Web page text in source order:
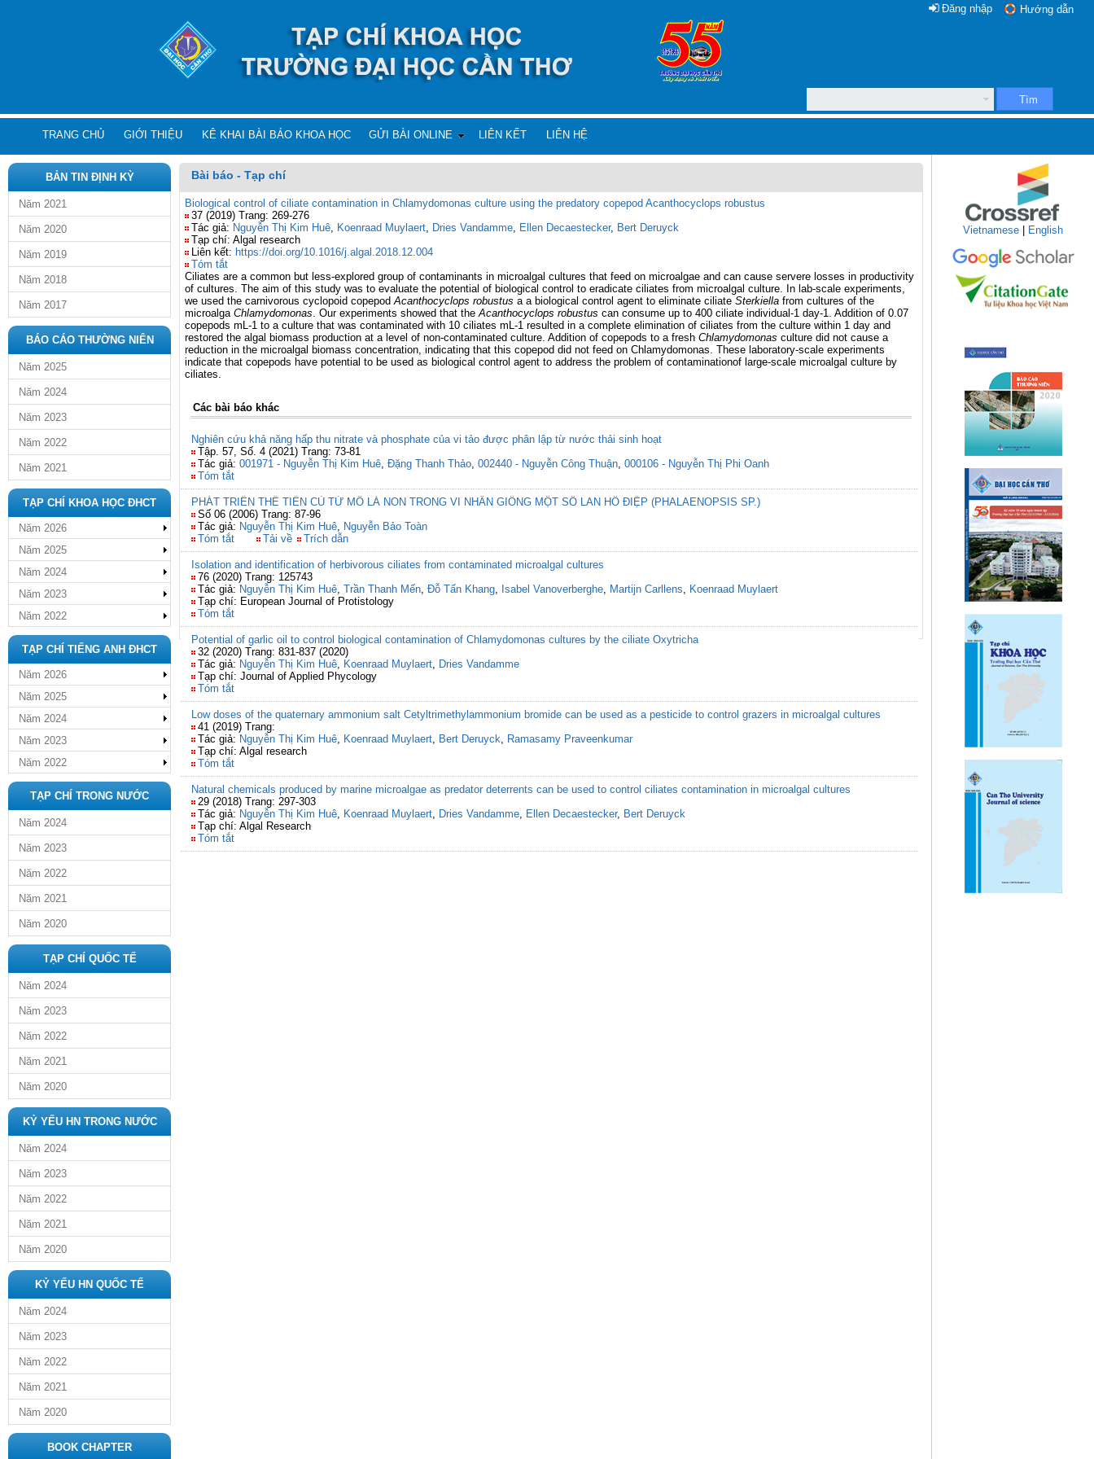
Hướng dẫn
Đăng nhập
Tìm
TRANG CHỦ GIỚI THIỆU KÊ KHAI BÀI BÁO KHOA HỌC GỬI BÀI ONLINE LIÊN KẾT LIÊN HỆ
BẢN TIN ĐỊNH KỲ
Năm 2021
Năm 2020
Năm 2019
Năm 2018
Năm 2017
BÁO CÁO THƯỜNG NIÊN
Năm 2025
Năm 2024
Năm 2023
Năm 2022
Năm 2021
TẠP CHÍ KHOA HỌC ĐHCT
Năm 2026
Năm 2025
Năm 2024
Năm 2023
Năm 2022
TẠP CHÍ TIẾNG ANH ĐHCT
Năm 2026
Năm 2025
Năm 2024
Năm 2023
Năm 2022
TẠP CHÍ TRONG NƯỚC
Năm 2024
Năm 2023
Năm 2022
Năm 2021
Năm 2020
TẠP CHÍ QUỐC TẾ
Năm 2024
Năm 2023
Năm 2022
Năm 2021
Năm 2020
KỶ YẾU HN TRONG NƯỚC
Năm 2024
Năm 2023
Năm 2022
Năm 2021
Năm 2020
KỶ YẾU HN QUỐC TẾ
Năm 2024
Năm 2023
Năm 2022
Năm 2021
Năm 2020
BOOK CHAPTER
Bài báo - Tạp chí
Biological control of ciliate contamination in Chlamydomonas culture using the predatory copepod Acanthocyclops robustus
37 (2019) Trang: 269-276
Tác giả: Nguyễn Thị Kim Huê, Koenraad Muylaert, Dries Vandamme, Ellen Decaestecker, Bert Deruyck
Tạp chí: Algal research
Liên kết: https://doi.org/10.1016/j.algal.2018.12.004
Tóm tắt
Ciliates are a common but less-explored group of contaminants in microalgal cultures that feed on microalgae and can cause servere losses in productivity
of cultures. The aim of this study was to evaluate the potential of biological control to eradicate ciliates from microalgal culture. In lab-scale experiments,
we used the carnivorous cyclopoid copepodAcanthocyclops robustus a a biological control agent to eliminate ciliate Sterkiella from cultures of the
microalga Chlamydomonas. Our experiments showed that theAcanthocyclops robustus can consume up to 400 ciliate individual-1 day-1. Addition of 0.07
copepods mL-1 to a culture that was contaminated with 10 ciliates mL-1 resulted in a complete elimination of ciliates from the culture within 1 day and
restored the algal biomass production at a level of non-contaminated culture. Addition of copepods to a fresh Chlamydomonas culture did not cause a
reduction in the microalgal biomass concentration, indicating that this copepod did not feed on Chlamydomonas. These laboratory-scale experiments
indicate that copepods have potential to be used as biological control agent to address the problem of contaminationof large-scale microalgal culture by
ciliates.
Các bài báo khác
Nghiên cứu khả năng hấp thu nitrate và phosphate của vi tảo được phân lập từ nước thải sinh hoạt
Tập. 57, Số. 4 (2021) Trang: 73-81
Tác giả: 001971 - Nguyễn Thị Kim Huê, Đặng Thanh Thảo, 002440 - Nguyễn Công Thuận, 000106 - Nguyễn Thị Phi Oanh
Tóm tắt
PHÁT TRIỂN THỂ TIỀN CỦ TỪ MÔ LÁ NON TRONG VI NHÂN GIỐNG MỘT SỐ LAN HỒ ĐIỆP (PHALAENOPSIS SP.)
Số 06 (2006) Trang: 87-96
Tác giả: Nguyễn Thị Kim Huê, Nguyễn Bảo Toàn
Tóm tắt
Tải về Trích dẫn
Isolation and identification of herbivorous ciliates from contaminated microalgal cultures
76 (2020) Trang: 125743
Tác giả: Nguyễn Thị Kim Huê, Trần Thanh Mến, Đỗ Tấn Khang, Isabel Vanoverberghe, Martijn Carllens, Koenraad Muylaert
Tạp chí: European Journal of Protistology
Tóm tắt
Potential of garlic oil to control biological contamination of Chlamydomonas cultures by the ciliate Oxytricha
32 (2020) Trang: 831-837 (2020)
Tác giả: Nguyễn Thị Kim Huê, Koenraad Muylaert, Dries Vandamme
Tạp chí: Journal of Applied Phycology
Tóm tắt
Low doses of the quaternary ammonium salt Cetyltrimethylammonium bromide can be used as a pesticide to control grazers in microalgal cultures
41 (2019) Trang:
Tác giả: Nguyễn Thị Kim Huê, Koenraad Muylaert, Bert Deruyck, Ramasamy Praveenkumar
Tạp chí: Algal research
Tóm tắt
Natural chemicals produced by marine microalgae as predator deterrents can be used to control ciliates contamination in microalgal cultures
29 (2018) Trang: 297-303
Tác giả: Nguyễn Thị Kim Huê, Koenraad Muylaert, Dries Vandamme, Ellen Decaestecker, Bert Deruyck
Tạp chí: Algal Research
Tóm tắt
Vietnamese English